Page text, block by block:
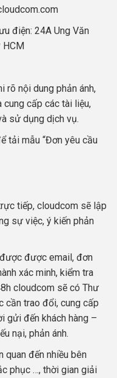
điện: 24A Ung Văn
HCM
rõ nội dung phản ánh,
cung cấp các tài liệu,
sử dụng dịch vụ.
tải mẫu “Đơn yêu cầu
tiếp, cloudcom sẽ lập
sự việc, ý kiến phản
được email, đơn
xác minh, kiểm tra
cloudcom sẽ có Thư
cần trao đổi, cung cấp
gửi đến khách hàng –
nại, phản ánh.
đến nhiều bên
phục …, thời gian giải